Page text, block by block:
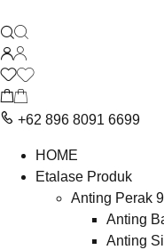
+62 896 8091 6699
HOME
Etalase Produk
Anting Perak
Anting
Anting